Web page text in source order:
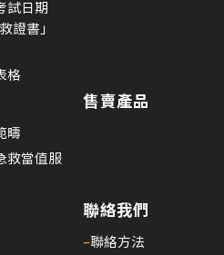
試日期
證書」
格
疇
救當值服
售賣產品
聯絡我們
–聯絡方法